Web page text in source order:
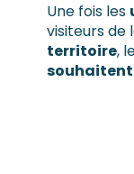
Une fois les
visiteurs de
territoire,
souhaitent